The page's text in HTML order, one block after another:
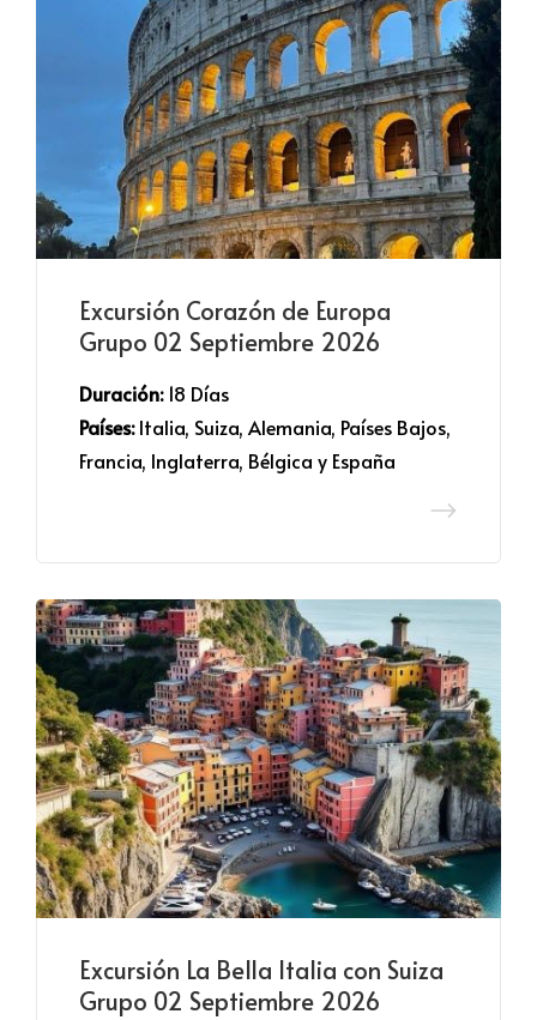
Excursión Corazón de Europa
Grupo 02 Septiembre 2026
Duración: 18 Días
Países: Italia, Suiza, Alemania, Países Bajos,
Francia, Inglaterra, Bélgica y España
Excursión La Bella Italia con Suiza
Grupo 02 Septiembre 2026